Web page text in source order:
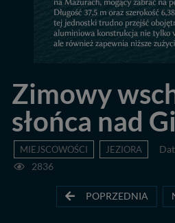
Zimowy
słońca nad
MIEJSCOWOŚCI JEZIORA
2836
POPRZEDNIA